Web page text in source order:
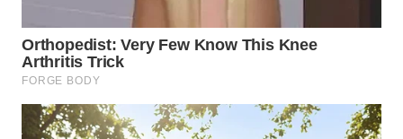
WN
DANAU
TOBA
WN
NIAS